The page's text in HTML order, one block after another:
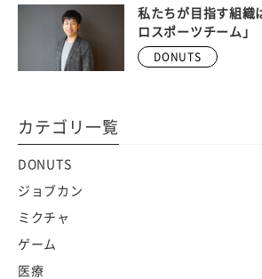
私たちが目指す組織
ロスポーツチーム」
DONUTS
カテゴリ一覧
DONUTS
ジョブカン
ミクチャ
ゲーム
医療